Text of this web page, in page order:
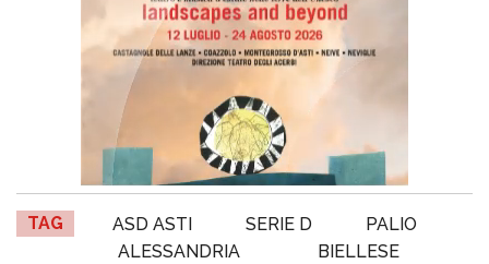
TAG ASD ASTI SERIE D
PALIO
ALESSANDRIA
BIELLESE